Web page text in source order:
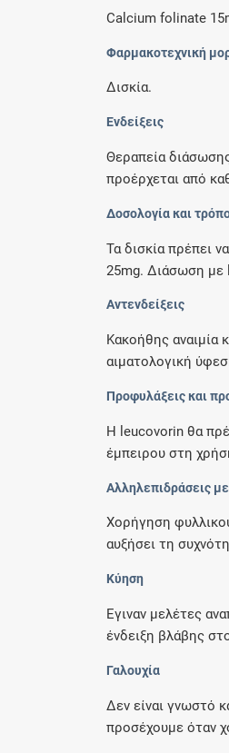
Calcium folinate
Φαρμακοτεχνική
Δισκία.
Ενδείξεις
Θεραπεία
προέρχεται από
Δοσολογία και
Τα δισκία πρέπει
25mg. Διάσωση με
Αντενδείξεις
Κακοήθης αναιμία
αιματολογική
Προφυλάξεις και
Η leucovorin θα
έμπειρου στη
Αλληλεπιδράσεις
Χορήγηση
αυξήσει τη
Κύηση
Έγιναν μελέτες
ένδειξη βλάβης
Γαλουχία
Δεν είναι γνωστό
προσέχουμε όταν